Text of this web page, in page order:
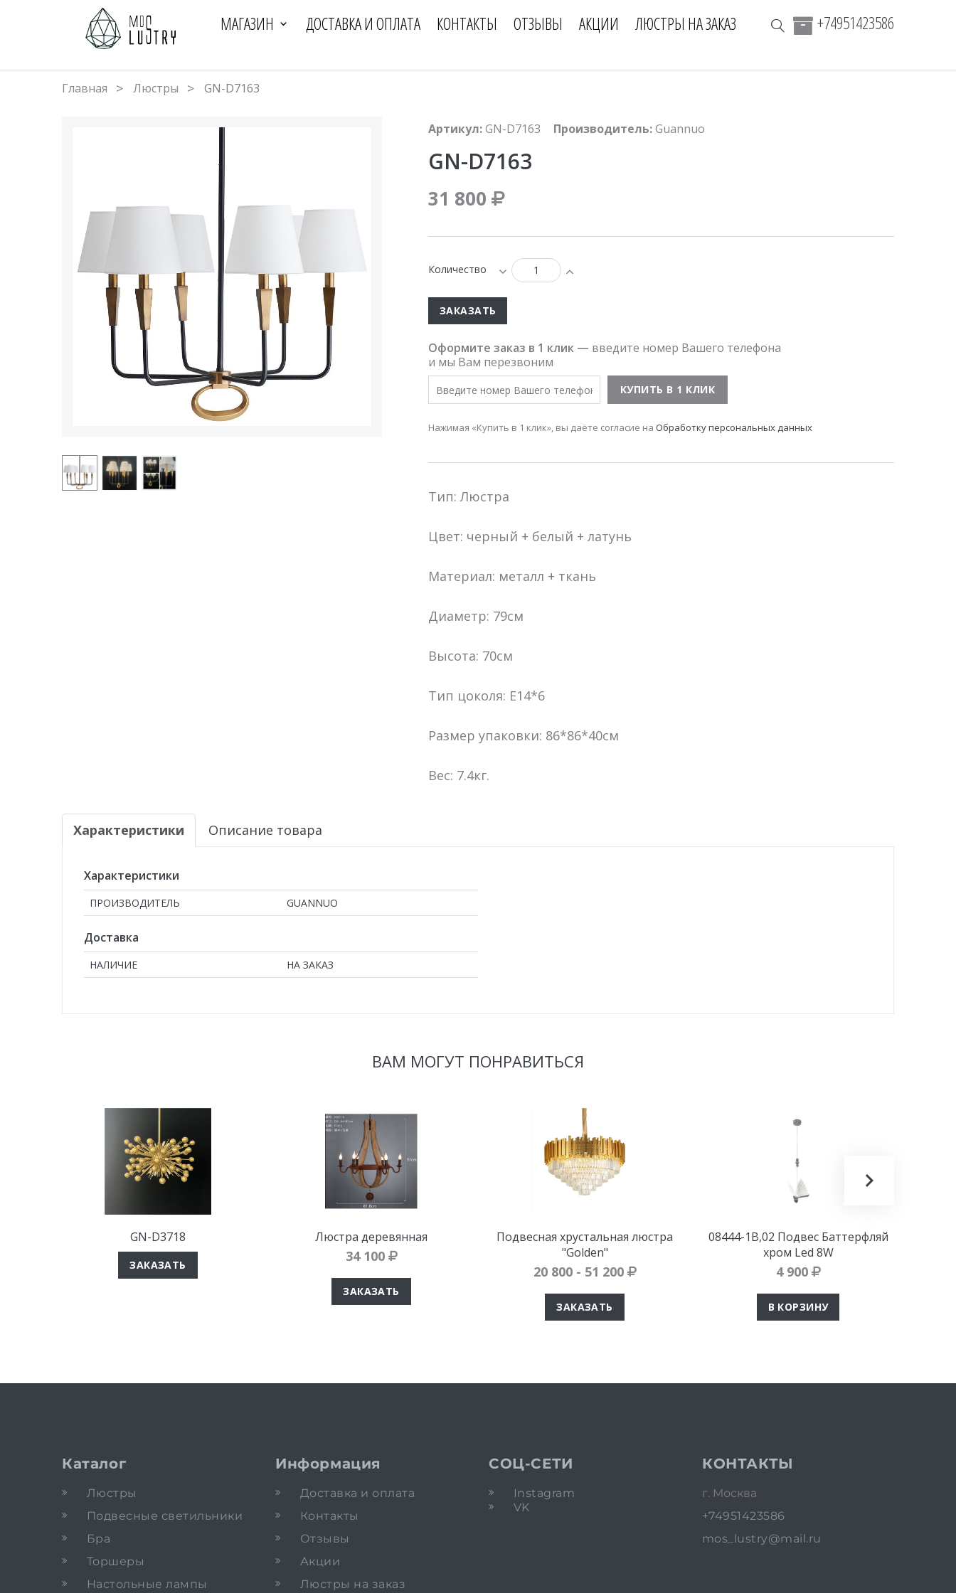
МАГАЗИН ДОСТАВКА И ОПЛАТА КОНТАКТЫ ОТЗЫВЫ АКЦИИ ЛЮСТРЫ НА ЗАКАЗ +74951423586
Главная Люстры GN-D7163
Артикул:GN-D7163 Производитель:Guannuo
GN-D7163
31 800
Количество
ЗАКАЗАТЬ
Оформите заказ в 1 клик — введите номер Вашего телефона
и мы Вам перезвоним
Нажимая «Купить в 1 клик», вы даёте согласие на Обработку персональных данных
Тип: Люстра
Цвет: черный + белый + латунь
Материал: металл + ткань
Диаметр: 79см
Высота: 70см
Тип цоколя: E14*6
Размер упаковки: 86*86*40см
Вес: 7.4кг.
Характеристики Описание товара
Характеристики
ПРОИЗВОДИТЕЛЬ GUANNUO
Доставка
НАЛИЧИЕ НА ЗАКАЗ
ВАМ МОГУТ ПОНРАВИТЬСЯ
GN-D3718
ЗАКАЗАТЬ
Люстра деревянная
34 100
ЗАКАЗАТЬ
Подвесная хрустальная люстра
"Golden"
20 800 - 51 200
ЗАКАЗАТЬ
08444-1B,02 Подвес Баттерфляй
хром Led 8W
4 900
В КОРЗИНУ
Каталог
Люстры
Подвесные светильники
Бра
Торшеры
Настольные лампы
Информация
Доставка и оплата
Контакты
Отзывы
Акции
Люстры на заказ
СОЦ-СЕТИ
Instagram
VK
КОНТАКТЫ
г. Москва
+74951423586
mos_lustry@mail.ru